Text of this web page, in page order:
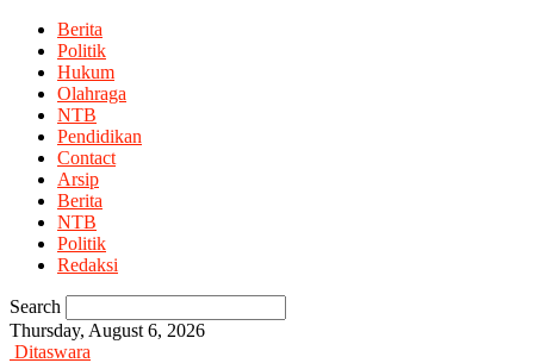
Berita
Politik
Hukum
Olahraga
NTB
Pendidikan
Contact
Arsip
Berita
NTB
Politik
Redaksi
Search
Thursday, August 6, 2026
Ditaswara